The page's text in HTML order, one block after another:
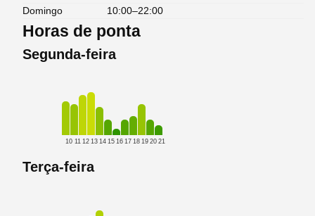
Domingo
10:00–22:00
Horas de ponta
Segunda-feira
10 11 12 13 14 15 16 17 18 19 20 21
Terça-feira